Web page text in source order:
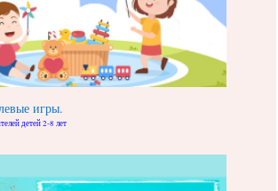
игры.
детей 2-8 лет